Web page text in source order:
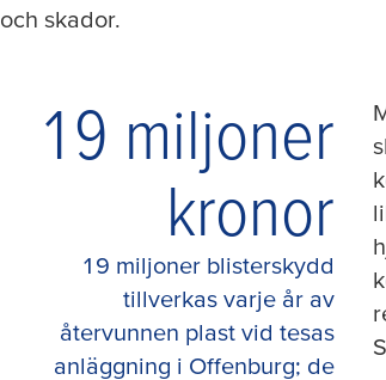
och skador.
19 miljoner
kronor
19 miljoner blisterskydd
tillverkas varje år av
återvunnen plast vid tesas
anläggning i Offenburg; de